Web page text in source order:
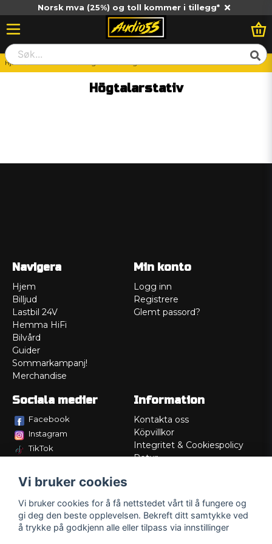
Norsk mva (25%) og toll kommer i tillegg*
Hjem Hemma HiFi Högtalare Högtalarstativ
Högtalarstativ
Navigera
Hjem
Billjud
Lastbil 24V
Hemma HiFi
Bilvård
Guider
Sommarkampanj!
Merchandise
Min konto
Logg inn
Registrere
Glemt passord?
Sociala medier
Facebook
Instagram
TikTok
Information
Kontakta oss
Köpvillkor
Integritet & Cookiespolicy
Retur
Lådritning
Om oss
Vi bruker cookies
Vi bruker cookies for å få nettstedet vårt til å fungere og
gi deg den beste opplevelsen. Bekreft ditt samtykke ved
å trykke på godkjenn alle eller tilpass via innstillinger